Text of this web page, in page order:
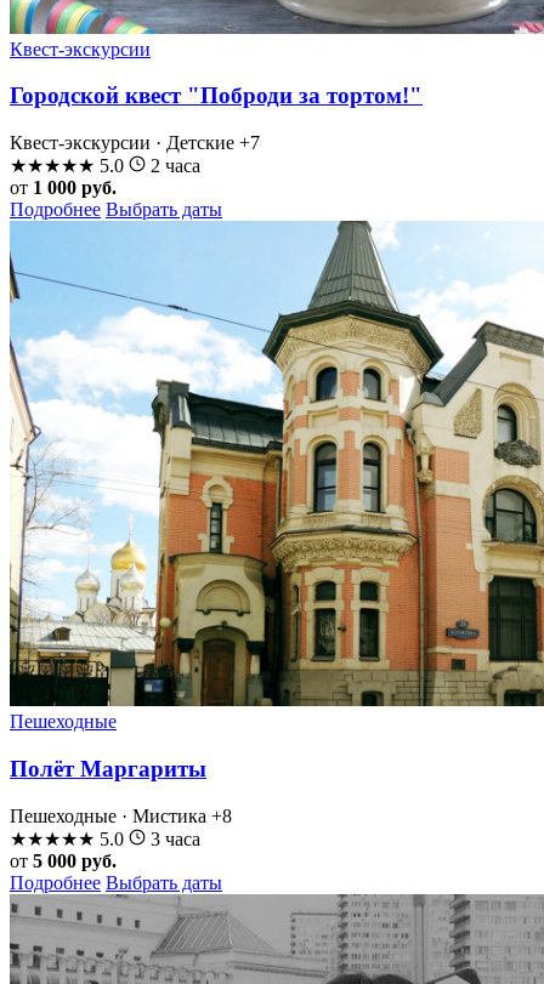
Квест-экскурсии
Городской квест "Поброди за тортом!"
Квест-экскурсии · Детские +7
★★★★★ 5.0
2 часа
от 1 000 руб.
Подробнее Выбрать даты
Пешеходные
Полёт Маргариты
Пешеходные · Мистика +8
★★★★★ 5.0
3 часа
от 5 000 руб.
Подробнее Выбрать даты